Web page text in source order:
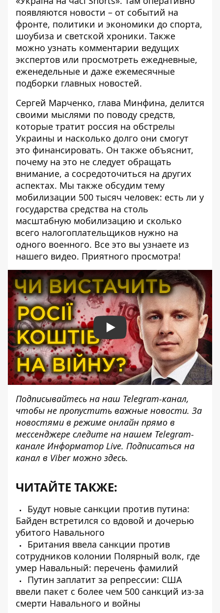
появляются новости – от событий на
фронте, политики и экономики до спорта,
шоубиза и светской хроники. Также
можно узнать комментарии ведущих
экспертов или просмотреть ежедневные,
еженедельные и даже ежемесячные
подборки главных новостей.
Сергей Марченко, глава Минфина, делится
своими мыслями по поводу средств,
которые тратит россия на обстрелы
Украины и насколько долго они смогут
это финансировать. Он также объяснит,
почему на это не следует обращать
внимание, а сосредоточиться на других
аспектах. Мы также обсудим тему
мобилизации 500 тысяч человек: есть ли у
государства средства на столь
масштабную мобилизацию и сколько
всего налогоплательщиков нужно на
одного военного. Все это вы узнаете из
нашего видео. Приятного просмотра!
Play
Подписывайтесь на наш Telegram-канал,
чтобы не пропустить важные новости. За
новостями в режиме онлайн прямо в
мессенджере следите на нашем Telegram-
канале Информатор Live. Подписаться на
канал в Viber можно здесь.
ЧИТАЙТЕ ТАКЖЕ:
Будут новые санкции против путина:
Байден встретился со вдовой и дочерью
убитого Навального
Британия ввела санкции против
сотрудников колонии Полярный волк, где
умер Навальный: перечень фамилий
Путин заплатит за репрессии: США
ввели пакет с более чем 500 санкций из-за
смерти Навального и войны